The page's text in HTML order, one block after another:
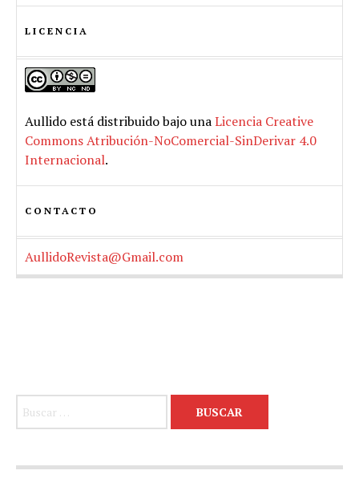
LICENCIA
Aullido está distribuido bajo unaLicencia Creative
Commons Atribución-NoComercial-SinDerivar 4.0
Internacional.
CONTACTO
AullidoRevista@Gmail.com